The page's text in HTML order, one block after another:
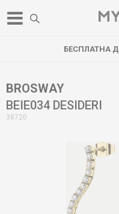
БЕСПЛАТНА
BROSWAY
BEIE034 DESIDERI
38720